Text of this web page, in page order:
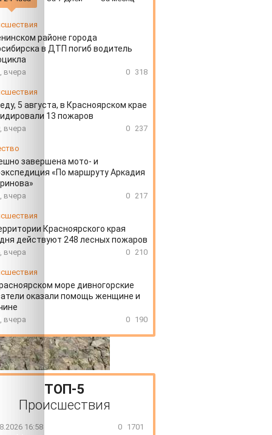
районе города
в ДТП погиб водитель
вчера 0 318
5 августа, в Красноярском крае
13 пожаров
вчера 0 237
завершена мото- и
«По маршруту Аркадия
вчера 0 217
Красноярского края
действуют 248 лесных пожаров
вчера 0 210
море дивногорские
оказали помощь женщине и
вчера 0 190
ТОП-5
Происшествия
16:58 0 1701